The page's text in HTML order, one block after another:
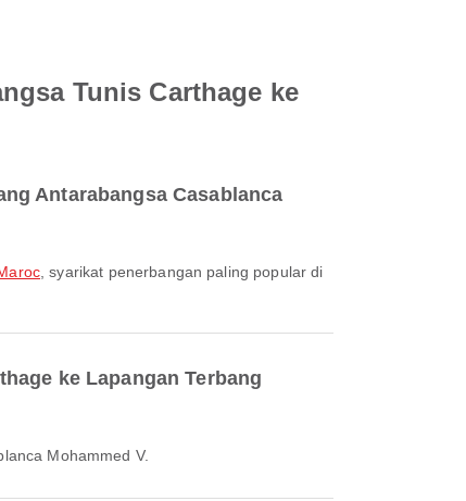
Tunis Carthage ke
Antarabangsa Casablanca
, syarikat penerbangan paling popular di
ke Lapangan Terbang
Mohammed V.